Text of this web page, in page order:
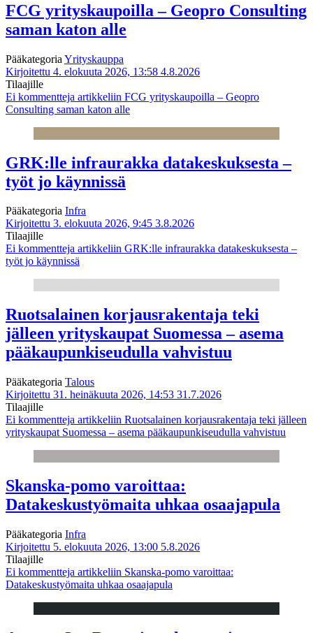
FCG yrityskaupoilla – Geopro Consulting
saman katon alle
Pääkategoria Yrityskauppa
Kirjoitettu 4. elokuuta 2026, 13:58 4.8.2026
Tilaajille
Ei kommentteja artikkeliin FCG yrityskaupoilla – Geopro
Consulting saman katon alle
GRK:lle infraurakka datakeskuksesta –
työt jo käynnissä
Pääkategoria Infra
Kirjoitettu 3. elokuuta 2026, 9:45 3.8.2026
Tilaajille
Ei kommentteja artikkeliin GRK:lle infraurakka datakeskuksesta –
työt jo käynnissä
Ruotsalainen korjausrakentaja teki
jälleen yrityskaupat Suomessa – asema
pääkaupunkiseudulla vahvistuu
Pääkategoria Talous
Kirjoitettu 31. heinäkuuta 2026, 14:53 31.7.2026
Tilaajille
Ei kommentteja artikkeliin Ruotsalainen korjausrakentaja teki jälleen
yrityskaupat Suomessa – asema pääkaupunkiseudulla vahvistuu
Skanska-pomo varoittaa:
Datakeskustyömaita uhkaa osaajapula
Pääkategoria Infra
Kirjoitettu 5. elokuuta 2026, 13:00 5.8.2026
Tilaajille
Ei kommentteja artikkeliin Skanska-pomo varoittaa:
Datakeskustyömaita uhkaa osaajapula